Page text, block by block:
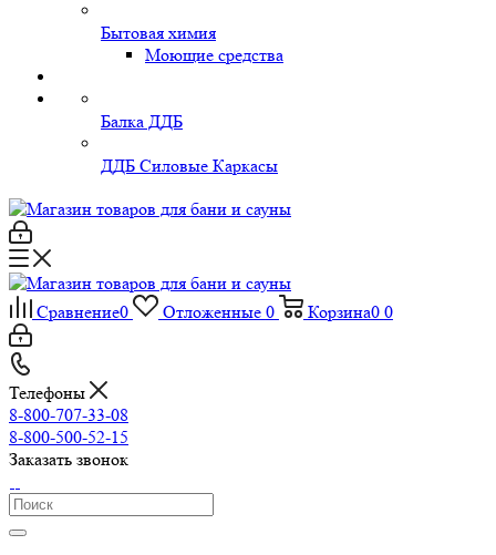
Бытовая химия
Моющие средства
Балка ДДБ
ДДБ Силовые Каркасы
Сравнение0 Отложенные 0 Корзина0 0
Телефоны
8-800-707-33-08
8-800-500-52-15
Заказать звонок